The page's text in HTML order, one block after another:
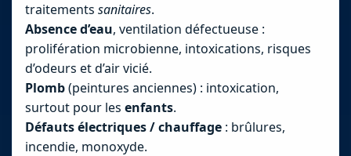
traitements sanitaires.
Absence d’eau, ventilation défectueuse :
prolifération microbienne, intoxications, risques
d’odeurs et d’air vicié.
Plomb(peintures anciennes) : intoxication,
surtout pour les enfants.
Défauts électriques / chauffage : brûlures,
incendie, monoxyde.